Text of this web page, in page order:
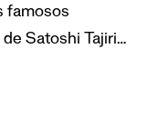
famosos
Satoshi Tajiri…